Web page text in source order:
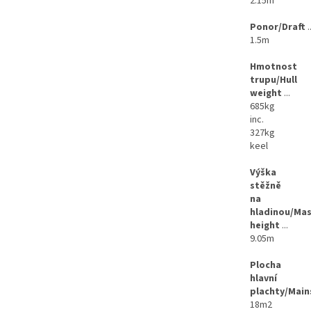
Ponor/Draft
1.5m
Hmotnost
trupu/Hull
weight ...
685kg
inc.
327kg
keel
Výška
stěžně
na
hladinou/
height ...
9.05m
Plocha
hlavní
plachty/
18m2